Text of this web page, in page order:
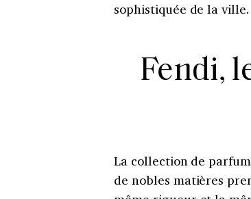
sophistiquée de la ville.
Fendi,
La collection de
de nobles matières